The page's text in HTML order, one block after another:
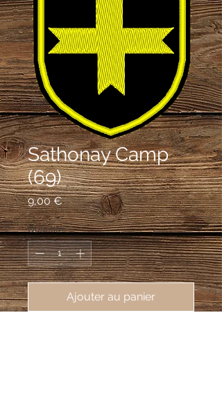
Sathonay Camp
(69)
9,00 €Prix
Quantité *
Ajouter au panier